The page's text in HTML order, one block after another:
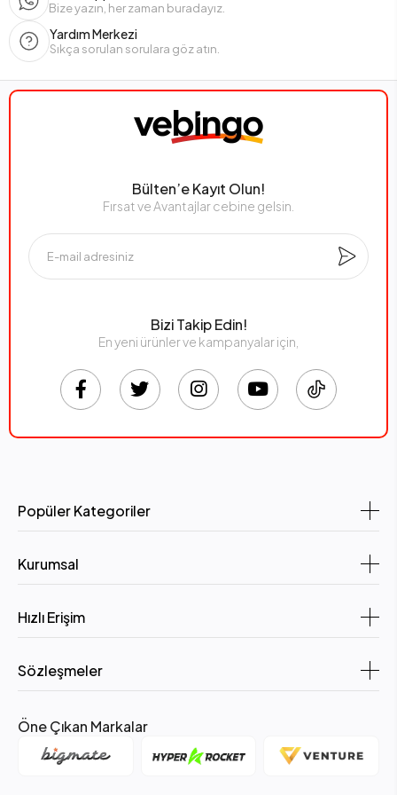
Bize yazın, her zaman buradayız.
Yardım Merkezi
Sıkça sorulan sorulara göz atın.
Bülten’e Kayıt Olun!
Fırsat ve Avantajlar cebine gelsin.
Bizi Takip Edin!
En yeni ürünler ve kampanyalar için,
Popüler Kategoriler
Kurumsal
Hızlı Erişim
Sözleşmeler
Öne Çıkan Markalar